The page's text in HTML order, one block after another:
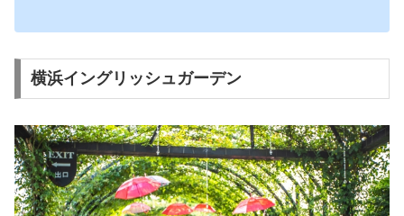
横浜イングリッシュガーデン